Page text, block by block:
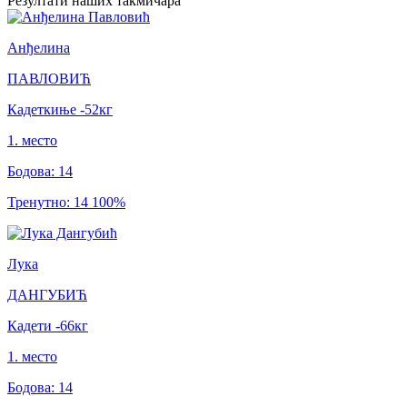
Анђелина
ПАВЛОВИЋ
Кадеткиње -52кг
1 . место
Бодова: 14
Тренутно: 14 100%
Лука
ДАНГУБИЋ
Кадети -66кг
1 . место
Бодова: 14